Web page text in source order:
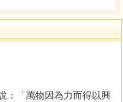
「萬物因為力而得以興